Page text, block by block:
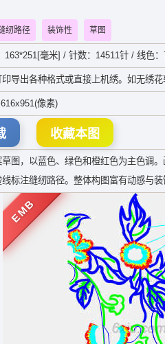
纫路径 装饰性 草图
毫米] / 针数：14511针 / 线色
导出各种格式或直接上机绣。如无绣花
像素)
收藏本图
图，以蓝色、绿色和橙红色为主色调
标注缝纫路径。整体构图富有动感与装
EMB